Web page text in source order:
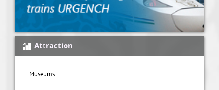
Attraction
Museums